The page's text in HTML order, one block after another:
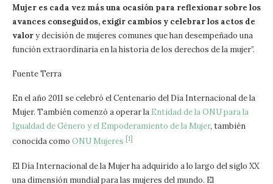
Mujer es cada vez más una ocasión para reflexionar sobre los
avances conseguidos, exigir cambios y celebrar los actos de
valory decisión de mujeres comunes que han desempeñado una
función extraordinaria en la historia de los derechos de la mujer”.
Fuente Terra
En el año 2011 se celebró el Centenario del Día Internacional de la
Mujer. También comenzó a operar la Entidad de la ONU para la
Igualdad de Género y el Empoderamiento de la Mujer, también
conocida como ONU Mujeres [1]
El Día Internacional de la Mujer ha adquirido a lo largo del siglo XX
una dimensión mundial para las mujeres del mundo. El